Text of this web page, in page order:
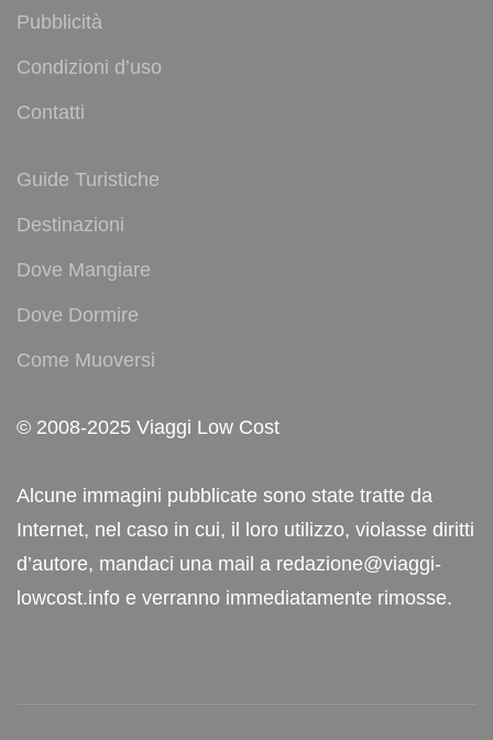
Pubblicità
Condizioni d’uso
Contatti
Guide Turistiche
Destinazioni
Dove Mangiare
Dove Dormire
Come Muoversi
© 2008-2025 Viaggi Low Cost
Alcune immagini pubblicate sono state tratte da
Internet, nel caso in cui, il loro utilizzo, violasse diritti
d’autore, mandaci una mail a redazione@viaggi-
lowcost.info e verranno immediatamente rimosse.